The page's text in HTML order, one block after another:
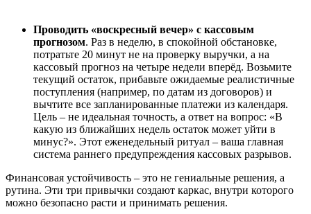
Проводить «воскресный вечер» с кассовым
прогнозом. Раз в неделю, в спокойной обстановке,
потратьте 20 минут не на проверку выручки, а на
кассовый прогноз на четыре недели вперёд. Возьмите
текущий остаток, прибавьте ожидаемые реалистичные
поступления (например, по датам из договоров) и
вычтите все запланированные платежи из календаря.
Цель – не идеальная точность, а ответ на вопрос: «В
какую из ближайших недель остаток может уйти в
минус?». Этот еженедельный ритуал – ваша главная
система раннего предупреждения кассовых разрывов.
Финансовая устойчивость – это не гениальные решения, а
рутина. Эти три привычки создают каркас, внутри которого
можно безопасно расти и принимать решения.